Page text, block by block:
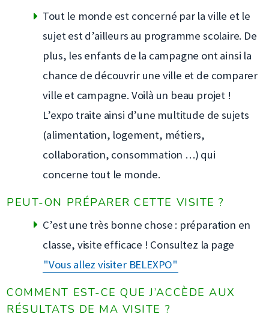
Tout le monde est concerné par la ville et le
sujet est d’ailleurs au programme scolaire. De
plus, les enfants de la campagne ont ainsi la
chance de découvrir une ville et de comparer
ville et campagne. Voilà un beau projet !
L’expo traite ainsi d’une multitude de sujets
(alimentation, logement, métiers,
collaboration, consommation …) qui
concerne tout le monde.
PEUT-ON PRÉPARER CETTE VISITE ?
C’est une très bonne chose : préparation en
classe, visite efficace ! Consultez la page
"Vous allez visiter BELEXPO"
COMMENT EST-CE QUE J’ACCÈDE AUX
RÉSULTATS DE MA VISITE ?